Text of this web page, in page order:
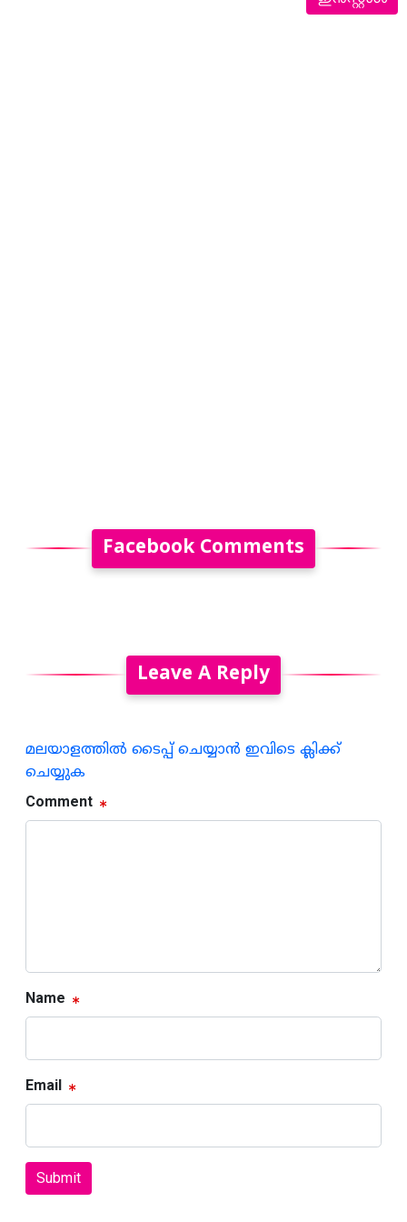
Facebook Comments
Leave A Reply
മലയാളത്തില്‍ ടൈപ്പ് ചെയ്യാന്‍ ഇവിടെ ക്ലിക്ക്
ചെയ്യുക
Comment
Name
Email
Submit